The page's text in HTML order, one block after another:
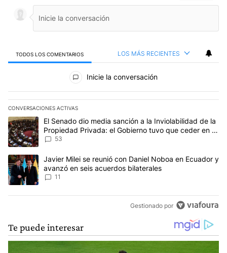
TODOS LOS COMENTARIOS LOS MÁS RECIENTES
Todos los comentarios
Inicie la conversación
CONVERSACIONES ACTIVAS
Este listado muestra los artículos con más comentarios en los
Un artículo de tendencia con el título "El Senado dio media
El Senado dio media sanción a la Inviolabilidad de la
Propiedad Privada: el Gobierno tuvo que ceder en la
Ley del Manejo del Fuego
53
Un artículo de tendencia con el título "Javier Milei se reunió con
Javier Milei se reunió con Daniel Noboa en Ecuador y
avanzó en seis acuerdos bilaterales
11
Gestionado por